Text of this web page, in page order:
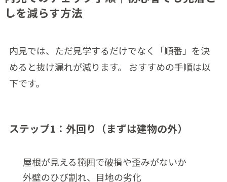
しを減らす方法
内見では、ただ見学するだけでなく「順番」を決
めると抜け漏れが減ります。 おすすめの手順は以
下です。
ステップ1：外回り（まずは建物の外）
屋根が見える範囲で破損や歪みがないか
外壁のひび割れ、目地の劣化